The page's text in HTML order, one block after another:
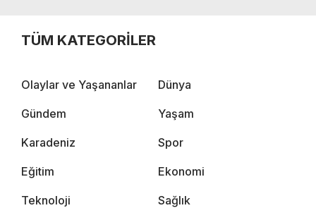
TÜM KATEGORİLER
Olaylar ve Yaşananlar Dünya
Gündem Yaşam
Karadeniz Spor
Eğitim Ekonomi
Teknoloji Sağlık